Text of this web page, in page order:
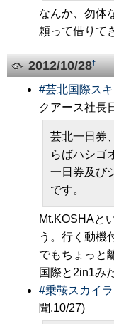
なんか、勿体
頼って借りて
2012/10/28†
#芸北国際ス
クアース社長
芸北一日券
らばハシゴ
一日券及び
です。
Mt.KOSHAと
う。行く動機
でもちょっと
国際と2in1み
#乗鞍スカイ
聞,10/27)